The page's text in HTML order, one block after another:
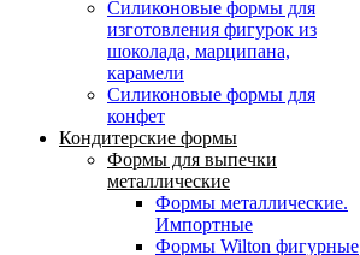
Силиконовые формы для
изготовления фигурок из
шоколада, марципана,
карамели
Силиконовые формы для
конфет
Кондитерские формы
Формы для выпечки
металлические
Формы металлические.
Импортные
Формы Wilton фигурные